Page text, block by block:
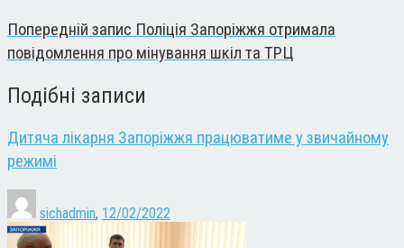
Попередній запис Поліція Запоріжжя отримала
повідомлення про мінування шкіл та ТРЦ
Подібні записи
Дитяча лікарня Запоріжжя працюватиме у звичайному
режимі
sichadmin, 12/02/2022